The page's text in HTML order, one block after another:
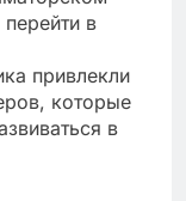
в
привлекли
которые
в